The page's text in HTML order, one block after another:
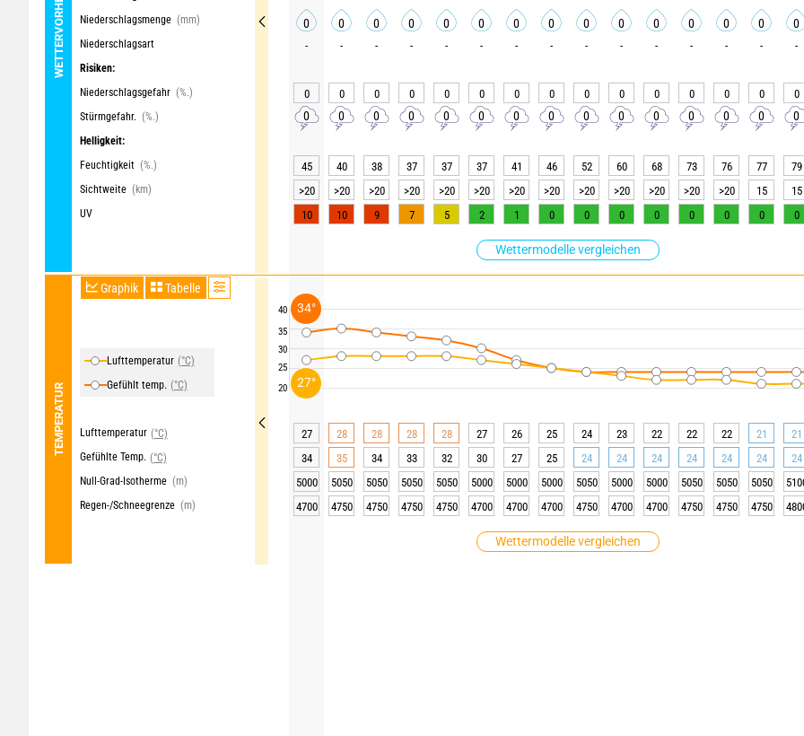
Niederschlagsmenge (mm)
Niederschlagsart
Risiken:
Niederschlagsgefahr (%.)
Stürmgefahr. (%.)
Helligkeit:
Feuchtigkeit (%.)
Sichtweite (km)
UV
Wettermodelle vergleichen
TEMPERATUR
Graphik Tabelle
Lufttemperatur (°C)
Gefühlt temp. (°C)
Lufttemperatur (°C)
Gefühlte Temp. (°C)
Null-Grad-Isotherme (m)
Regen-/Schneegrenze (m)
Wettermodelle vergleichen
40
35
30
25
20
0 0 0 0 0 0 0 0 0 0 0 0 0 0 0
- - - - - - - - - - - - - - -
0 0 0 0 0 0 0 0 0 0 0 0 0 0 0
0 0 0 0 0 0 0 0 0 0 0 0 0 0 0
45 40 38 37 37 37 41 46 52 60 68 73 76 77 79
>20
>20 >20 >20 >20 >20 >20 >20 >20 >20 >20 >20 >20 15 15
10
10 9 7 5 2 1 0 0 0 0 0 0 0 0
27 28 28 28 28 27 26 25 24 23 22 22 22 21 21
34
35 34 33 32 30 27 25 24 24 24 24 24 24 24
5000
5050 5050 5050 5050 5000 5000 5000 5050 5000 5000 5050 5050 5050
4700
4750 4750 4750 4750 4700 4700 4700 4750 4700 4700 4750 4750 4750
27°
34°